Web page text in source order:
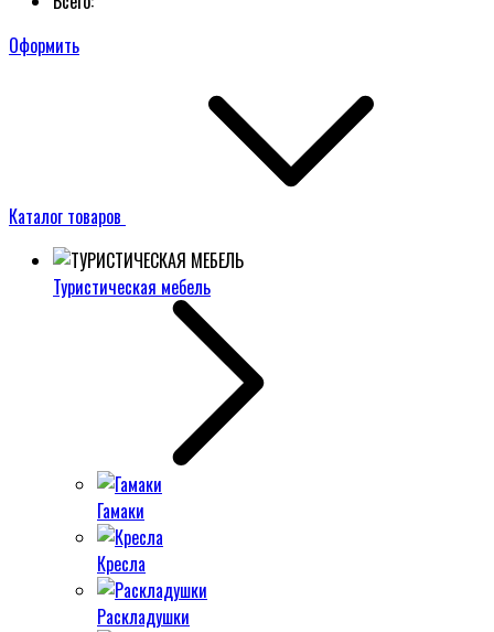
Оформить
Каталог товаров
Туристическая мебель
Гамаки
Кресла
Раскладушки